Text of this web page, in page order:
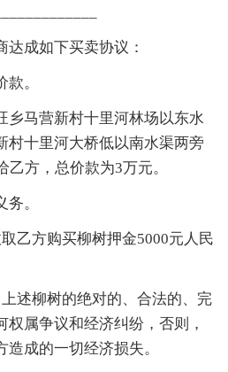
达成如下买卖协议：
。
乡马营新村十里河林场以东水
村十里河大桥低以南水渠两旁
方，总价款为3万元。
。
乙方购买柳树押金5000元人民
述柳树的绝对的、合法的、完
属争议和经济纠纷，否则，
成的一切经济损失。